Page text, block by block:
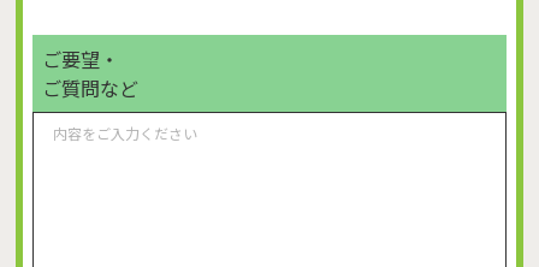
ご要望・
ご質問など